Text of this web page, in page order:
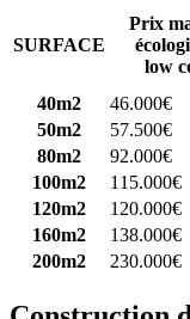
SURFACE
Prix
low
40m2
46.000€
50m2
57.500€
80m2
92.000€
100m2
115.000€
120m2
120.000€
160m2
138.000€
200m2
230.000€